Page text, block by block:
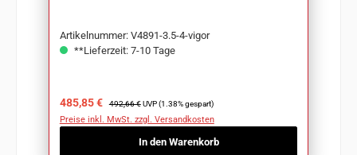
Artikelnummer: V4891-3.5-4-vigor
**Lieferzeit: 7-10 Tage
Verkaufspreis:
485,85 € Regulärer Preis:
492,66 € UVP (1.38% gespart)
Preise inkl. MwSt. zzgl. Versandkosten
In den Warenkorb